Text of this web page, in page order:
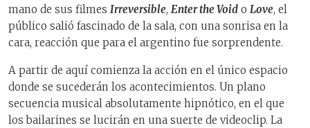
mano de sus filmes Irreversible, Enter the Void o Love, el
público salió fascinado de la sala, con una sonrisa en la
cara, reacción que para el argentino fue sorprendente.
A partir de aquí comienza la acción en el único espacio
donde se sucederán los acontecimientos. Un plano
secuencia musical absolutamente hipnótico, en el que
los bailarines se lucirán en una suerte de videoclip. La